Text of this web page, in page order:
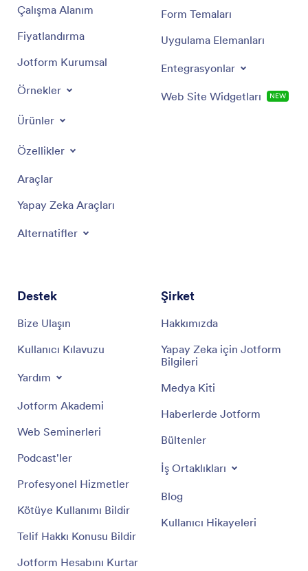
Çalışma Alanım
Fiyatlandırma
Jotform Kurumsal
Örnekler
Ürünler
Özellikler
Araçlar
Yapay Zeka Araçları
Alternatifler
Form Temaları
Uygulama Elemanları
Entegrasyonlar
Web Site Widgetları NEW
Destek
Bize Ulaşın
Kullanıcı Kılavuzu
Yardım
Jotform Akademi
Web Seminerleri
Podcast'ler
Profesyonel Hizmetler
Kötüye Kullanımı Bildir
Telif Hakkı Konusu Bildir
Jotform Hesabını Kurtar
Şirket
Hakkımızda
Yapay Zeka için Jotform
Bilgileri
Medya Kiti
Haberlerde Jotform
Bültenler
İş Ortaklıkları
Blog
Kullanıcı Hikayeleri